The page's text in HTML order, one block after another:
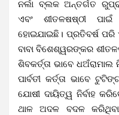
ନର୍ଲା ବ୍ଲକ ଅନ୍ତର୍ଗତ
ଏବଂ ଶୀତଳଷଷ୍ଠୀ
ହୋଇଯାଇଛି। ପ୍ରତିବର୍ଷ ପରି
ବାବା ବିଶେଶ୍ୱରଙ୍କର
ଶିବକର୍ତ୍ତା ଭାବେ ଧଅଁରାମାଲ
ପାର୍ବତୀ କର୍ତ୍ତା ଭାବେ
ଯୋଷୀ ଦାୟିତ୍ୱ ନିର୍ବାହ
ଥାଳ ଅଦଳ ବଦଳ